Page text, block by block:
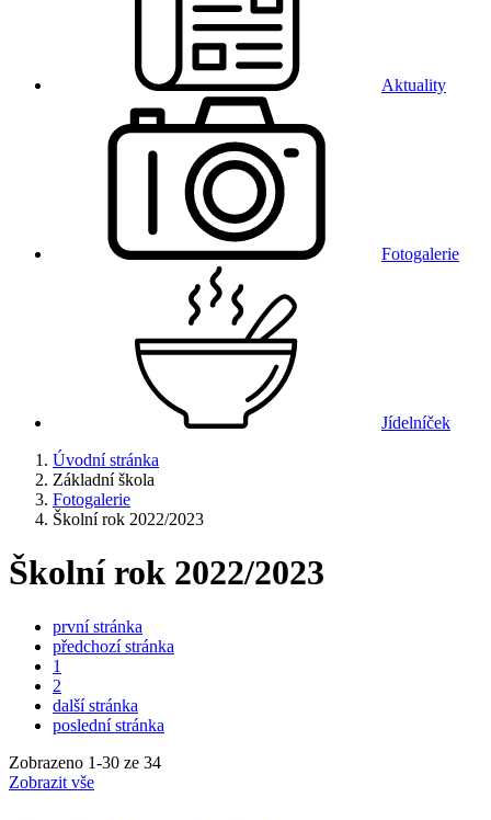
Aktuality
Fotogalerie
Jídelníček
Úvodní stránka
Základní škola
Fotogalerie
Školní rok 2022/2023
Školní rok 2022/2023
první stránka
předchozí stránka
1
2
další stránka
poslední stránka
Zobrazeno 1-30 ze 34
Zobrazit vše